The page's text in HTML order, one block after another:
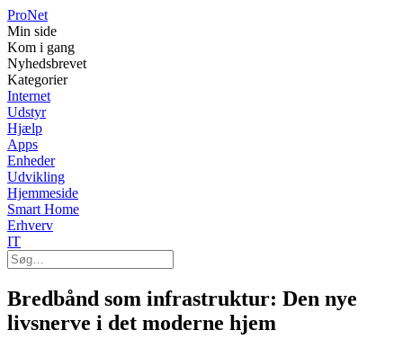
ProNet
Min side
Kom i gang
Nyhedsbrevet
Kategorier
Internet
Udstyr
Hjælp
Apps
Enheder
Udvikling
Hjemmeside
Smart Home
Erhverv
IT
Bredbånd som infrastruktur: Den nye
livsnerve i det moderne hjem